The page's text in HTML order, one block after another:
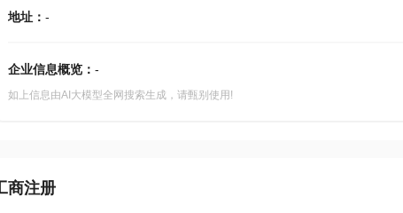
地址： -
企业信息概览： -
如上信息由AI大模型全网搜索生成，请甄别使用!
商注册